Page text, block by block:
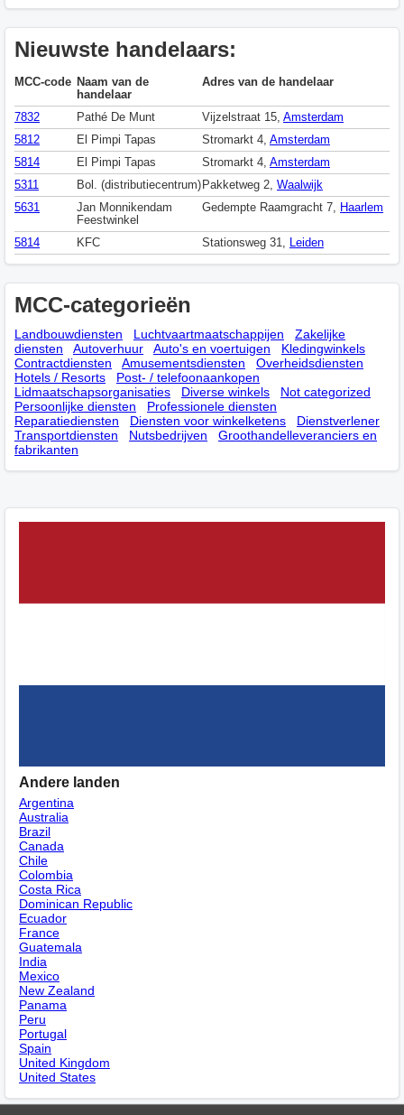
Nieuwste handelaars:
MCC-code Naam van de
handelaar
Adres van de handelaar
7832 Pathé De Munt Vijzelstraat 15, Amsterdam
5812
El Pimpi Tapas Stromarkt 4, Amsterdam
5814
El Pimpi Tapas Stromarkt 4, Amsterdam
5311
Bol. (distributiecentrum) Pakketweg 2, Waalwijk
5631
Jan Monnikendam
Feestwinkel
Gedempte Raamgracht 7, Haarlem
5814 KFC Stationsweg 31, Leiden
MCC-categorieën
Landbouwdiensten Luchtvaartmaatschappijen
Zakelijke
diensten
Autoverhuur Auto's en voertuigen
Kledingwinkels
Contractdiensten
Amusementsdiensten
Overheidsdiensten
Hotels / Resorts
Post- / telefoonaankopen
Lidmaatschapsorganisaties
Diverse winkels
Not categorized
Persoonlijke diensten
Professionele diensten
Reparatiediensten
Diensten voor winkelketens
Dienstverlener
Transportdiensten
Nutsbedrijven
Groothandelleveranciers en
fabrikanten
Andere landen
Argentina
Australia
Brazil
Canada
Chile
Colombia
Costa Rica
Dominican Republic
Ecuador
France
Guatemala
India
Mexico
New Zealand
Panama
Peru
Portugal
Spain
United Kingdom
United States